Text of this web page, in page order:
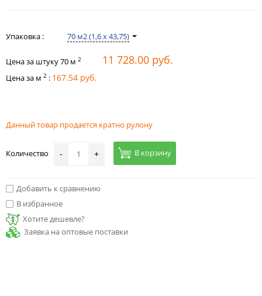
Упаковка : 70 м2 (1,6 х 43,75)
Цена за штуку70 м 2 11 728.00 руб.
Цена за м 2 : 167.54 руб.
Данный товар продается кратно рулону
Количество - + В корзину
Добавить к сравнению
В избранное
Хотите дешевле?
Заявка на оптовые поставки